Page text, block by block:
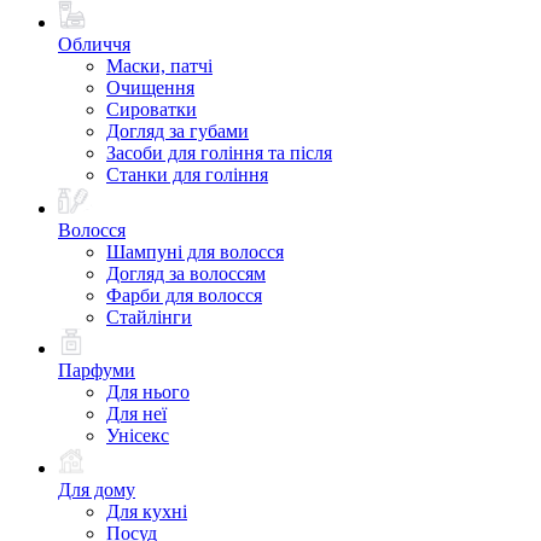
Обличчя
Маски, патчі
Очищення
Сироватки
Догляд за губами
Засоби для гоління та після
Станки для гоління
Волосся
Шампуні для волосся
Догляд за волоссям
Фарби для волосся
Стайлінги
Парфуми
Для нього
Для неї
Унісекс
Для дому
Для кухні
Посуд